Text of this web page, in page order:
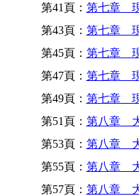
第41頁： 第七章 現
第43頁： 第七章 現
第45頁： 第七章 現
第47頁： 第七章 現
第49頁： 第七章 現
第51頁： 第八章 大
第53頁： 第八章 大
第55頁： 第八章 大
第57頁： 第八章 大